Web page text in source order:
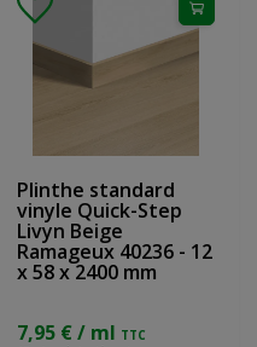
Plinthe standard
vinyle Quick-Step
Livyn Beige
Ramageux 40236 - 12
x 58 x 2400 mm
7,95 € / ml TTC